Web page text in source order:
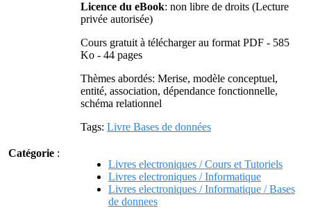
Licence du eBook: non libre de droits (Lecture
privée autorisée)
Cours gratuit à télécharger au format PDF - 585
Ko - 44 pages
Thèmes abordés: Merise, modèle conceptuel,
entité, association, dépendance fonctionnelle,
schéma relationnel
Tags: Livre Bases de données
Catégorie :
Livres electroniques / Cours et Tutoriels
Livres electroniques / Informatique
Livres electroniques / Informatique / Bases
de donnees